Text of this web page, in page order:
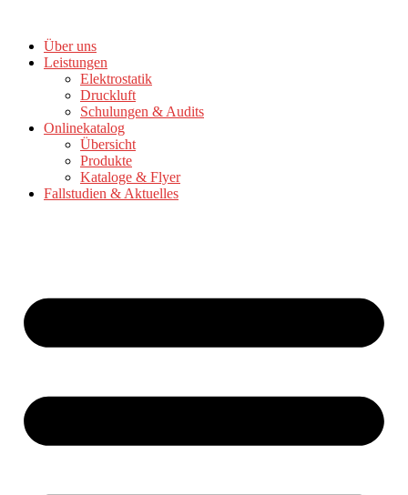
springenÜber uns
Leistungen
Elektrostatik
Druckluft
Schulungen & Audits
Onlinekatalog
Übersicht
Produkte
Kataloge & Flyer
Fallstudien & Aktuelles